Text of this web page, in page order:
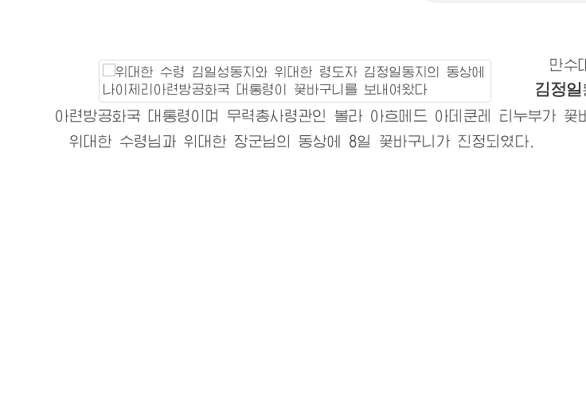
만수
김정일
아련방공화국 대통령이며 무력총사령관인 볼라 아흐메드 아데쿤레 티누부가 꽃
위대한 수령님 과 위대한 장군님의 동상에 8일 꽃바구니가 진정되였다.